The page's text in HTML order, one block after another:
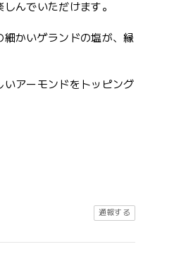
んでいただけます。
かいゲランドの塩が、縁
アーモンドをトッピング
通報する